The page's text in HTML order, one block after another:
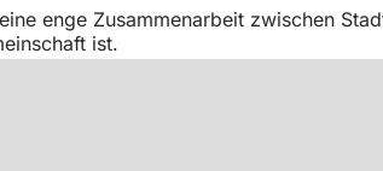
enge Zusammenarbeit zwischen
ist.